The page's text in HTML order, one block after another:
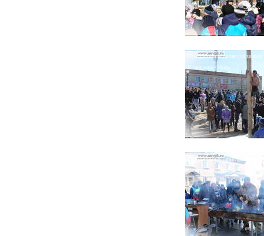
Празднование проводов зимы в
Камешкире | Новь
Празднование проводов зимы в
Камешкире | Новь